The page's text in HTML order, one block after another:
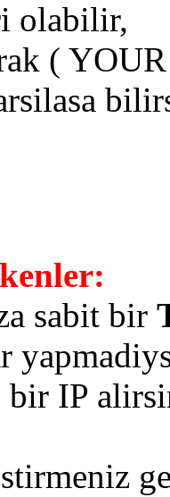
olabilir,
(
sabit bir
bir IP